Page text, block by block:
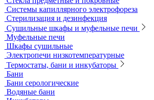
Расходные материалы
Ареометры
Калибровочные расстворы и реагенты
Комплектующие для КФК
Принадлежности к штативам
Специальные наборы для фотометров
Стекла предметные и покровные
Системы капиллярного электрофореза
Стерилизация и дезинфекция
Сушильные шкафы и муфельные печи
Муфельные печи